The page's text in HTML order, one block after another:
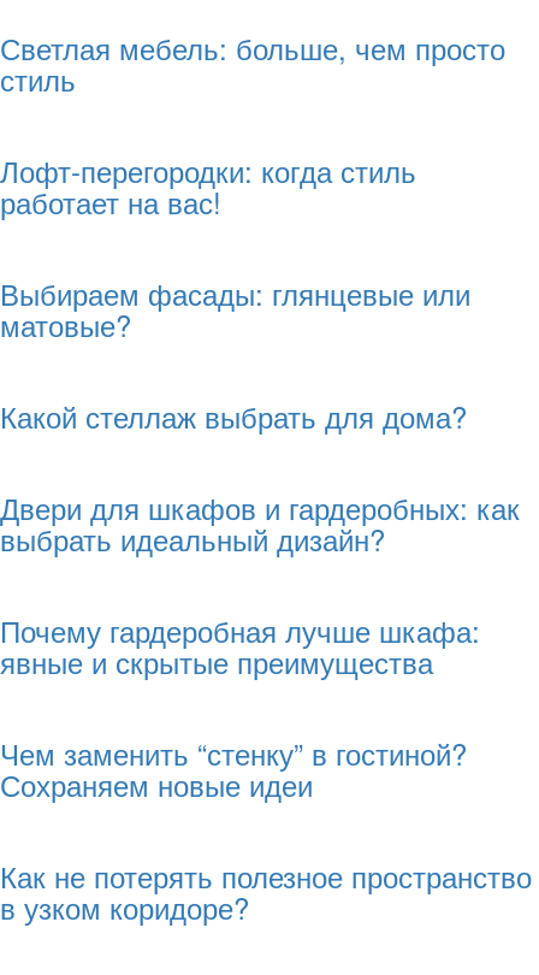
Светлая мебель: больше, чем просто
стиль
Лофт-перегородки: когда стиль
работает на вас!
Выбираем фасады: глянцевые или
матовые?
Какой стеллаж выбрать для дома?
Двери для шкафов и гардеробных: как
выбрать идеальный дизайн?
Почему гардеробная лучше шкафа:
явные и скрытые преимущества
Чем заменить “стенку” в гостиной?
Сохраняем новые идеи
Как не потерять полезное пространство
в узком коридоре?